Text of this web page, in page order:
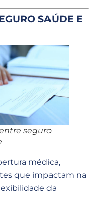
SAÚDE E
seguro
médica,
que impactam na
da